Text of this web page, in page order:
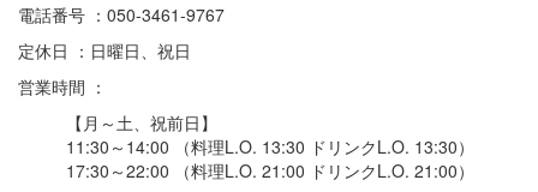
電話番号 ：050-3461-9767
定休日 ：日曜日、祝日
営業時間 ：
【月～土、祝前日】
11:30～14:00 （料理L.O. 13:30 ドリンクL.O. 13:30）
17:30～22:00 （料理L.O. 21:00 ドリンクL.O. 21:00）